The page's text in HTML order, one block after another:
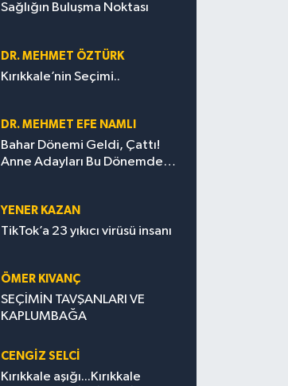
Sağlığın Buluşma Noktası
DR. MEHMET ÖZTÜRK
Kırıkkale’nin Seçimi..
DR. MEHMET EFE NAMLI
Bahar Dönemi Geldi, Çattı!
Anne Adayları Bu Dönemde
YENER KAZAN
TikTok’a 23 yıkıcı virüsü insanı
ÖMER KIVANÇ
SEÇİMİN TAVŞANLARI VE
KAPLUMBAĞA
CENGİZ SELCİ
Kırıkkale aşığı...Kırıkkale